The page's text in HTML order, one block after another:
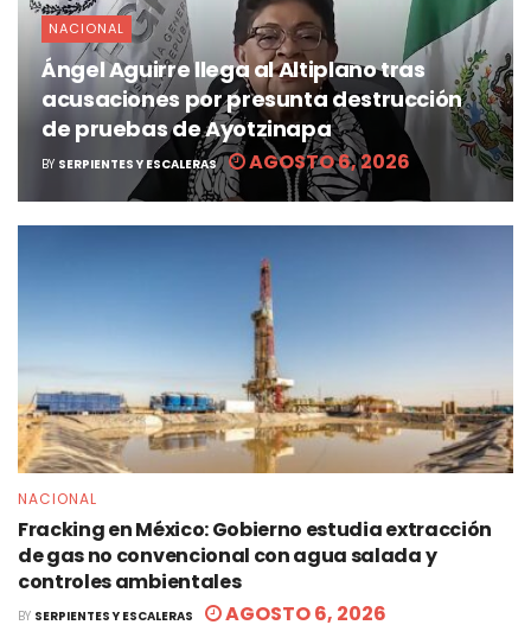
NACIONAL
Ángel Aguirre llega al Altiplano tras
acusaciones por presunta destrucción
de pruebas de Ayotzinapa
BY SERPIENTES Y ESCALERAS AGOSTO 6, 2026
NACIONAL
Fracking en México: Gobierno estudia extracción
de gas no convencional con agua salada y
controles ambientales
BY SERPIENTES Y ESCALERAS AGOSTO 6, 2026